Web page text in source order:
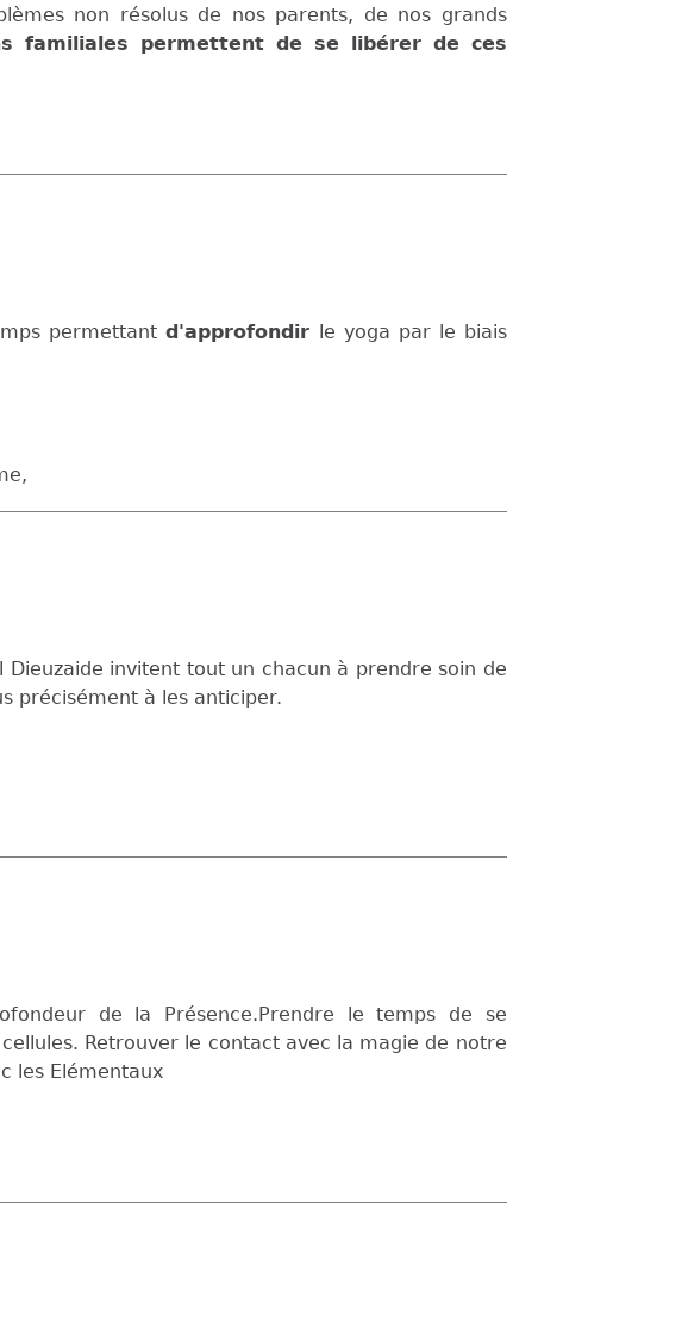
non résolus de nos parents, de nos grands
familiales permettent de se libérer de ces
permettant d'approfondir le yoga par le biais
invitent tout un chacun à prendre soin de
précisément à les anticiper.
de la Présence.Prendre le temps de se
Retrouver le contact avec la magie de notre
les Elémentaux